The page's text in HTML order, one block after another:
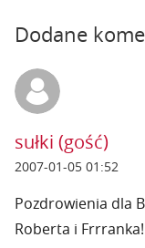
Dodane
sułki (gość)
2007-01-05 01:52
Pozdrowienia dla
Roberta i